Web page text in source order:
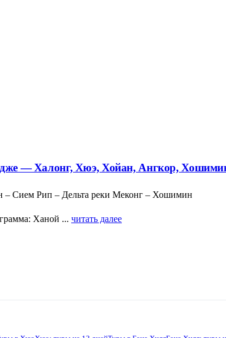
— Халонг, Хюэ, Хойан, Ангкор,
– Сием Рип – Дельта реки Меконг – Хошимин
Ханой ... читать далее